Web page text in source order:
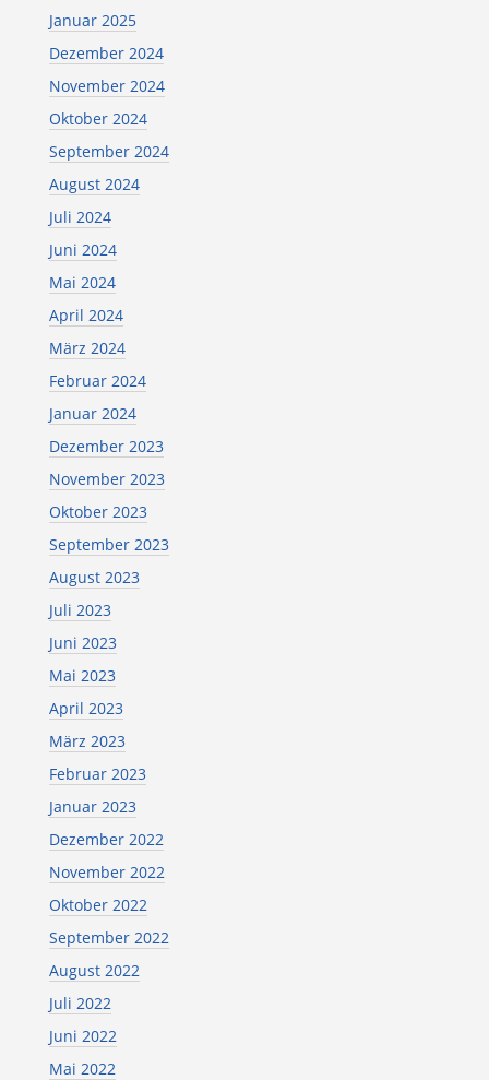
Januar 2025
Dezember 2024
November 2024
Oktober 2024
September 2024
August 2024
Juli 2024
Juni 2024
Mai 2024
April 2024
März 2024
Februar 2024
Januar 2024
Dezember 2023
November 2023
Oktober 2023
September 2023
August 2023
Juli 2023
Juni 2023
Mai 2023
April 2023
März 2023
Februar 2023
Januar 2023
Dezember 2022
November 2022
Oktober 2022
September 2022
August 2022
Juli 2022
Juni 2022
Mai 2022